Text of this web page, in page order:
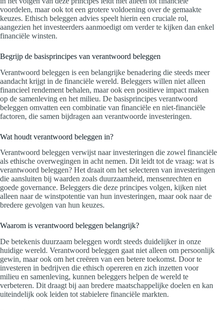
voordelen, maar ook tot een grotere voldoening over de gemaakte
keuzes. Ethisch beleggen advies speelt hierin een cruciale rol,
aangezien het investeerders aanmoedigt om verder te kijken dan enkel
financiële winsten.
Begrijp de basisprincipes van verantwoord beleggen
Verantwoord beleggen is een belangrijke benadering die steeds meer
aandacht krijgt in de financiële wereld. Beleggers willen niet alleen
financieel rendement behalen, maar ook een positieve impact maken
op de samenleving en het milieu. De basisprincipes verantwoord
beleggen omvatten een combinatie van financiële en niet-financiële
factoren, die samen bijdragen aan verantwoorde investeringen.
Wat houdt verantwoord beleggen in?
Verantwoord beleggen verwijst naar investeringen die zowel financiële
als ethische overwegingen in acht nemen. Dit leidt tot de vraag: wat is
verantwoord beleggen? Het draait om het selecteren van investeringen
die aansluiten bij waarden zoals duurzaamheid, mensenrechten en
goede governance. Beleggers die deze principes volgen, kijken niet
alleen naar de winstpotentie van hun investeringen, maar ook naar de
bredere gevolgen van hun keuzes.
Waarom is verantwoord beleggen belangrijk?
De betekenis duurzaam beleggen wordt steeds duidelijker in onze
huidige wereld. Verantwoord beleggen gaat niet alleen om persoonlijk
gewin, maar ook om het creëren van een betere toekomst. Door te
investeren in bedrijven die ethisch opereren en zich inzetten voor
milieu en samenleving, kunnen beleggers helpen de wereld te
verbeteren. Dit draagt bij aan bredere maatschappelijke doelen en kan
uiteindelijk ook leiden tot stabielere financiële markten.